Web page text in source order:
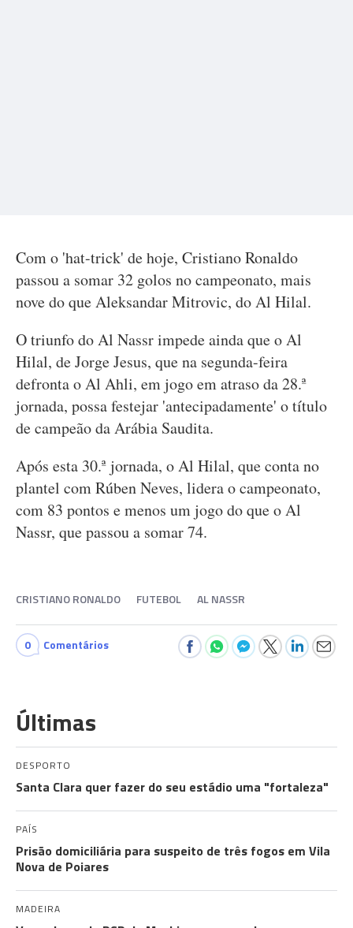
Com o 'hat-trick' de hoje, Cristiano Ronaldo
passou a somar 32 golos no campeonato, mais
nove do que Aleksandar Mitrovic, do Al Hilal.
O triunfo do Al Nassr impede ainda que o Al
Hilal, de Jorge Jesus, que na segunda-feira
defronta o Al Ahli, em jogo em atraso da 28.ª
jornada, possa festejar 'antecipadamente' o título
de campeão da Arábia Saudita.
Após esta 30.ª jornada, o Al Hilal, que conta no
plantel com Rúben Neves, lidera o campeonato,
com 83 pontos e menos um jogo do que o Al
Nassr, que passou a somar 74.
CRISTIANO RONALDO FUTEBOL AL NASSR
0 Comentários
Últimas
DESPORTO
Santa Clara quer fazer do seu estádio uma "fortaleza"
PAÍS
Prisão domiciliária para suspeito de três fogos em Vila
Nova de Poiares
MADEIRA